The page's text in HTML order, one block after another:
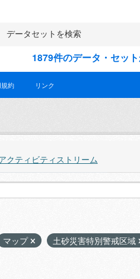
1879件のデータ・セッ
約 リンク
クティビティストリーム
マップ
土砂災害特別警戒区域